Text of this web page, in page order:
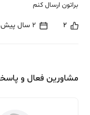
براتون ارسال کنم
2 2 سال پیش
مشاورین فعال و